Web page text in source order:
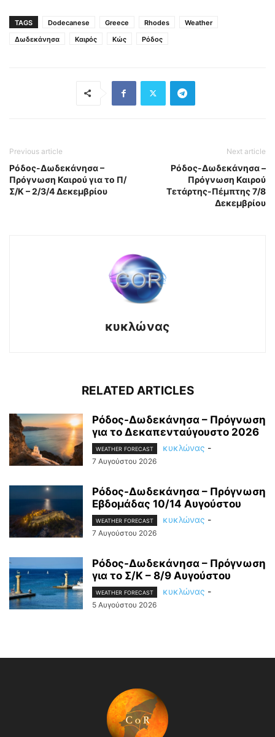
TAGS Dodecanese Greece Rhodes
Weather
Δωδεκάνησα
Καιρός Κώς Ρόδος
Previous article
Ρόδος-Δωδεκάνησα –
Πρόγνωση Καιρού για το Π/
Σ/Κ – 2/3/4 Δεκεμβρίου
Next article
Ρόδος-Δωδεκάνησα –
Πρόγνωση Καιρού
Τετάρτης-Πέμπτης 7/8
Δεκεμβρίου
κυκλώνας
RELATED ARTICLES
Ρόδος-Δωδεκάνησα – Πρόγνωση
για το Δεκαπενταύγουστο 2026
WEATHER FORECAST κυκλώνας -
7 Αυγούστου 2026
Ρόδος-Δωδεκάνησα – Πρόγνωση
Εβδομάδας 10/14 Αυγούστου
WEATHER FORECAST κυκλώνας -
7 Αυγούστου 2026
Ρόδος-Δωδεκάνησα – Πρόγνωση
για το Σ/Κ – 8/9 Αυγούστου
WEATHER FORECAST κυκλώνας -
5 Αυγούστου 2026